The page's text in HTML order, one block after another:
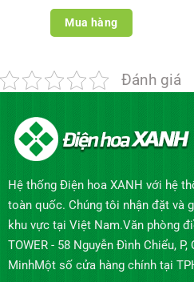
Mua hàng
Đánh giá
Hệ thống Điện hoa XANH với hệ
toàn quốc. Chúng tôi nhận đặt và
khu vực tại Việt Nam.Văn phòng
TOWER - 58 Nguyễn Đình Chiểu,
MinhMột số cửa hàng chính tại